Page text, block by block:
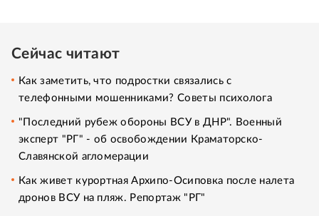
Сейчас читают
Как заметить, что подростки связались с
телефонными мошенниками? Советы психолога
"Последний рубеж обороны ВСУ в ДНР". Военный
эксперт "РГ" - об освобождении Краматорско-
Славянской агломерации
Как живет курортная Архипо-Осиповка после налета
дронов ВСУ на пляж. Репортаж "РГ"